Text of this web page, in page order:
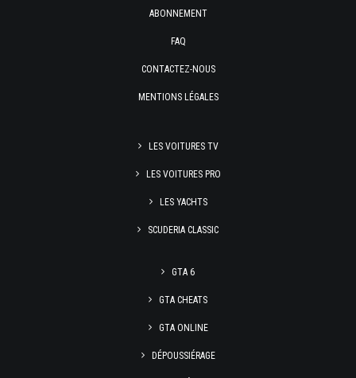
ABONNEMENT
FAQ
CONTACTEZ-NOUS
MENTIONS LÉGALES
LES VOITURES TV
LES VOITURES PRO
LES YACHTS
SCUDERIA CLASSIC
GTA 6
GTA CHEATS
GTA ONLINE
DÉPOUSSIÉRAGE